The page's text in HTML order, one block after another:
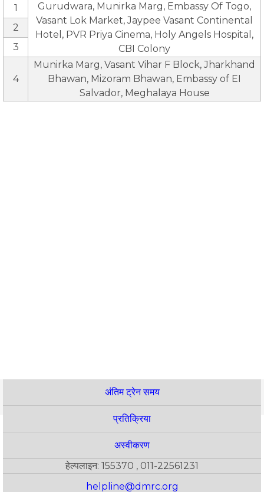
1
Gurudwara, Munirka Marg, Embassy Of Togo,
Vasant Lok Market, Jaypee Vasant Continental
Hotel, PVR Priya Cinema, Holy Angels Hospital,
CBI Colony
2
3
4
Munirka Marg, Vasant Vihar F Block, Jharkhand
Bhawan, Mizoram Bhawan, Embassy of EI
Salvador, Meghalaya House
अंतिम ट्रेन समय
प्रतिक्रिया
अस्वीकरण
हेल्पलाइन: 155370 , 011-22561231
helpline@dmrc.org